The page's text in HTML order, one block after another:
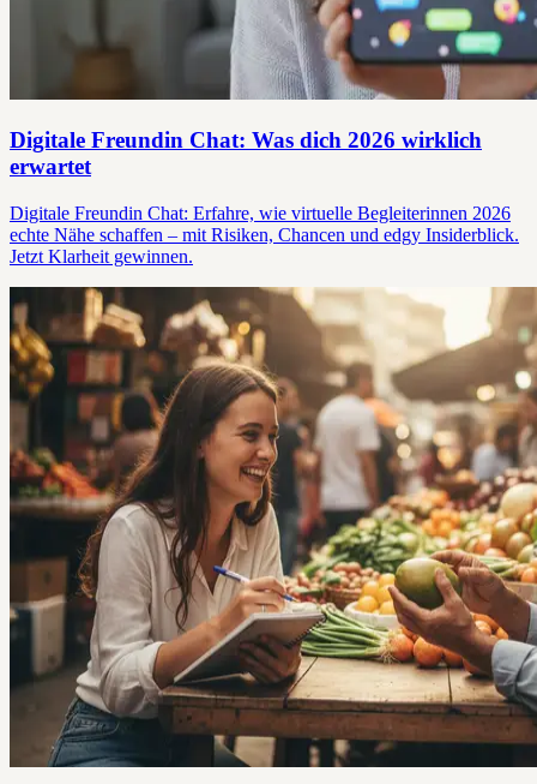
Digitale Freundin Chat: Was dich 2026 wirklich
erwartet
Digitale Freundin Chat: Erfahre, wie virtuelle Begleiterinnen 2026
echte Nähe schaffen – mit Risiken, Chancen und edgy Insiderblick.
Jetzt Klarheit gewinnen.